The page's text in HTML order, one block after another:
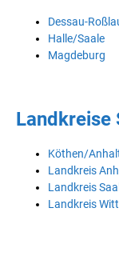
Dessau-
Halle/Saale
Magdeburg
Landkreise
Köthen/
Landkreis
Landkreis
Landkreis